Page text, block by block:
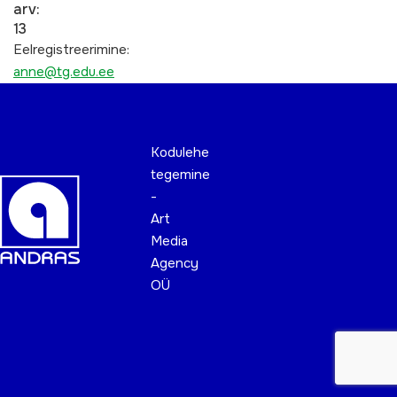
arv:
13
Eelregistreerimine:
anne@tg.edu.ee
Kodulehe
tegemine
-
Art
Media
Agency
OÜ